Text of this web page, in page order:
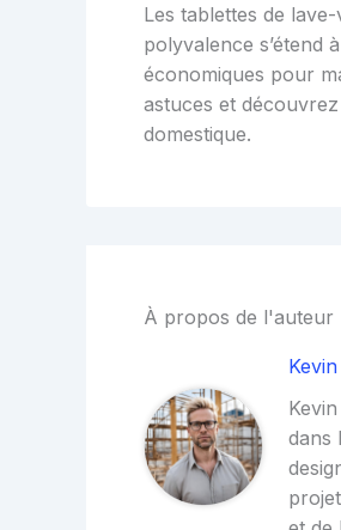
Les tablettes de
polyvalence s’étend
économiques pour
astuces et
domestique.
À propos de l'auteur
dans